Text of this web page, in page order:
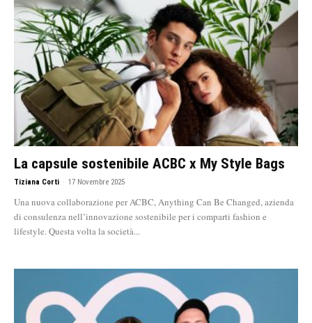
La capsule sostenibile ACBC x My Style Bags
Tiziana Corti - 17 Novembre 2025
Una nuova collaborazione per ACBC, Anything Can Be Changed, azienda
di consulenza nell’innovazione sostenibile per i comparti fashion e
lifestyle. Questa volta la società...